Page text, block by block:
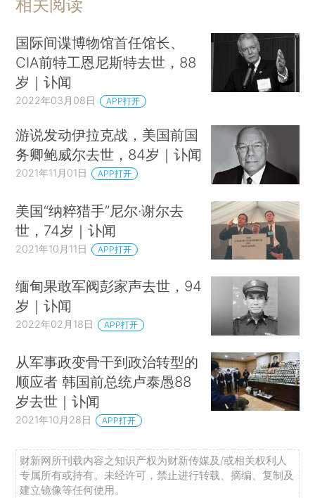
相关阅读
国际间谍博物馆首任馆长、
CIA前特工恩尼斯特去世，88
岁｜讣闻
2022年03月08日 APP打开
游说发动伊拉克战，美国前国
务卿鲍威尔去世，84岁｜讣闻
2021年11月01日 APP打开
美国“纳粹猎手”尼尔·谢尔去
世，74岁｜讣闻
2021年10月11日 APP打开
缅甸果敢军阀彭家声去世，94
岁｜讣闻
2022年02月18日 APP打开
从军事政变骨干到政治转型的
顺应者 韩国前总统卢泰愚88
岁去世｜讣闻
2021年10月28日 APP打开
财新网所刊载内容之知识产权为财新传媒及/或相关权利人
专属所有或持有。未经许可，禁止进行转载、摘编、复制及
建立镜像等任何使用。